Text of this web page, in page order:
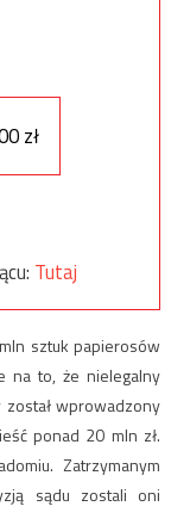
zł
Tutaj
sztuk papierosów
na to, że nielegalny
wprowadzony
ponad 20 mln zł.
Zatrzymanym
sądu zostali oni